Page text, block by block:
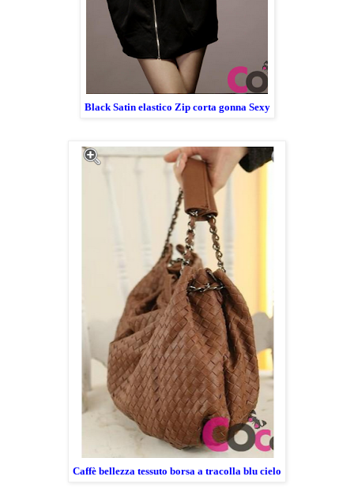
Black Satin elastico Zip corta gonna Sexy
Caffè bellezza tessuto borsa a tracolla blu cielo